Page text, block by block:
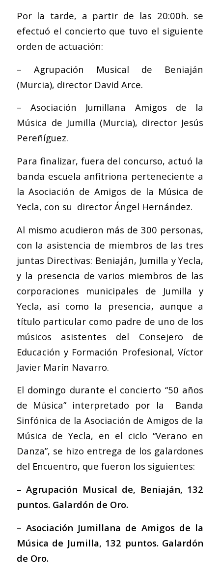
Por la tarde, a partir de las 20:00h. se
efectuó el concierto que tuvo el siguiente
orden de actuación:
– Agrupación Musical de Beniaján
(Murcia), director David Arce.
– Asociación Jumillana Amigos de la
Música de Jumilla (Murcia), director Jesús
Pereñíguez.
Para finalizar, fuera del concurso, actuó la
banda escuela anfitriona perteneciente a
la Asociación de Amigos de la Música de
Yecla, con su director Ángel Hernández.
Al mismo acudieron más de 300 personas,
con la asistencia de miembros de las tres
juntas Directivas: Beniaján, Jumilla y Yecla,
y la presencia de varios miembros de las
corporaciones municipales de Jumilla y
Yecla, así como la presencia, aunque a
título particular como padre de uno de los
músicos asistentes del Consejero de
Educación y Formación Profesional, Víctor
Javier Marín Navarro.
El domingo durante el concierto “50 años
de Música” interpretado por la Banda
Sinfónica de la Asociación de Amigos de la
Música de Yecla, en el ciclo “Verano en
Danza”, se hizo entrega de los galardones
del Encuentro, que fueron los siguientes:
– Agrupación Musical de, Beniaján, 132
puntos. Galardón de Oro.
– Asociación Jumillana de Amigos de la
Música de Jumilla, 132 puntos. Galardón
de Oro.